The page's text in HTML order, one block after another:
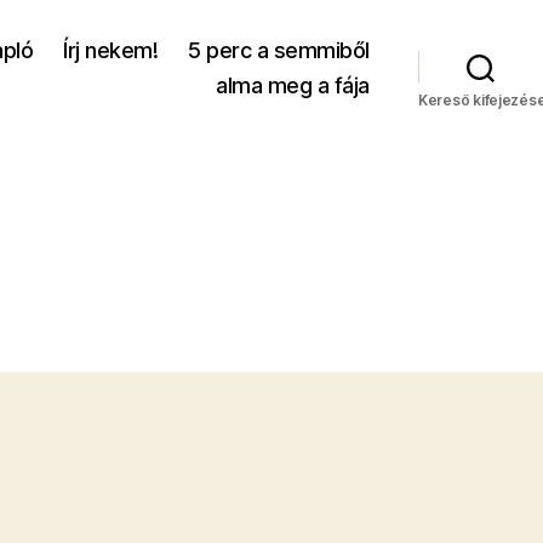
Írj nekem!
5 perc a semmiből
alma meg a fája
Kereső